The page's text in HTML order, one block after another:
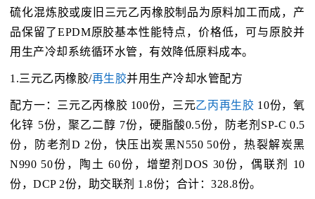
硫化混炼胶或废旧三元乙丙橡胶制品为原料加工而成，产
品保留了EPDM原胶基本性能特点，价格低，可与原胶并
用生产冷却系统循环水管，有效降低原料成本。
1.三元乙丙橡胶/再生胶并用生产冷却水管配方
配方一：三元乙丙橡胶 100份，三元乙丙再生胶 10份，氧
化锌 5份，聚乙二醇 7份，硬脂酸0.5份，防老剂SP-C 0.5
份，防老剂D 2份，快压出炭黑N550 50份，热裂解炭黑
N990 50份，陶土 60份，增塑剂DOS 30份，偶联剂 10
份，DCP 2份，助交联剂 1.8份；合计：328.8份。